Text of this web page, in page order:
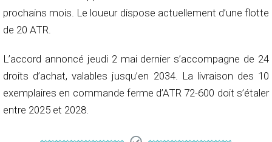
prochains mois. Le loueur dispose actuellement d’une flotte
de 20 ATR.
L’accord annoncé jeudi 2 mai dernier s’accompagne de 24
droits d’achat, valables jusqu’en 2034. La livraison des 10
exemplaires en commande ferme d’ATR 72-600 doit s’étaler
entre 2025 et 2028.